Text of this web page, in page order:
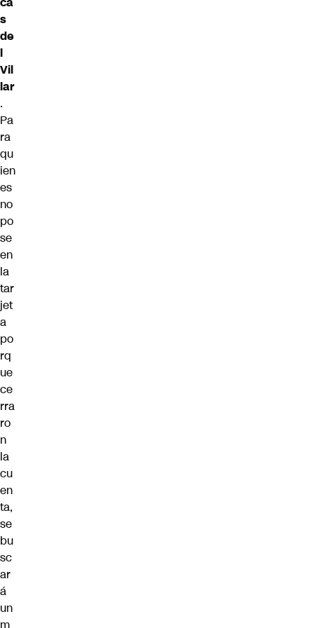
s
de
l
Vil
lar
.
Pa
ra
qu
ien
es
no
po
se
en
la
tar
jet
a
po
rq
ue
ce
rra
ro
n
la
cu
en
ta,
se
bu
sc
ar
á
un
m